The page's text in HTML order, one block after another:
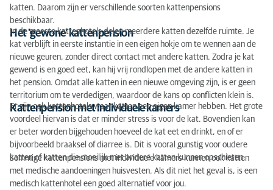
katten. Daarom zijn er verschillende soorten kattenpensions
beschikbaar.
Het 'gewone' kattenpension
In de meeste kattenhotels delen meerdere katten dezelfde ruimte. Je
kat verblijft in eerste instantie in een eigen hokje om te wennen aan de
nieuwe geuren, zonder direct contact met andere katten. Zodra je kat
gewend is en goed eet, kan hij vrij rondlopen met de andere katten in
het pension. Omdat alle katten in een nieuwe omgeving zijn, is er geen
territorium om te verdedigen, waardoor de kans op conflicten klein is.
Kattenpension met individuele kamers
Er zijn ook kattenhotels waar katten een eigen kamer hebben. Het grote
voordeel hiervan is dat er minder stress is voor de kat. Bovendien kan
er beter worden bijgehouden hoeveel de kat eet en drinkt, en of er
bijvoorbeeld braaksel of diarree is. Dit is vooral gunstig voor oudere
katten of katten die moeilijk met andere katten kunnen opschieten.
Sommige kattenpensions met individuele kamers kunnen ook katten
met medische aandoeningen huisvesten. Als dit niet het geval is, is een
medisch kattenhotel een goed alternatief voor jou.